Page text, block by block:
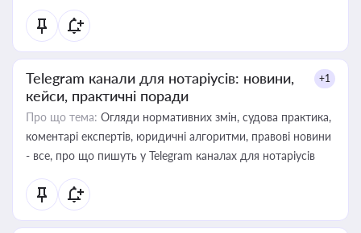
Telegram канали для нотаріусів: новини,
кейси, практичні поради
+1
Про що тема: Огляди нормативних змін, судова практика,
коментарі експертів, юридичні алгоритми, правові новини
- все, про що пишуть у Telegram каналах для нотаріусів